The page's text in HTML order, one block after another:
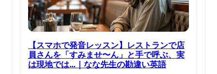
【スマホで発音レッスン】レストランで店
員さんを「すみませ〜ん」と手で呼ぶ、実
は現地では…｜なな先生の勘違い英語